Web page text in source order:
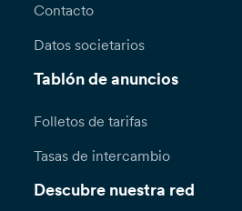
Contacto
Datos societarios
Tablón de anuncios
Folletos de tarifas
Tasas de intercambio
Descubre nuestra red